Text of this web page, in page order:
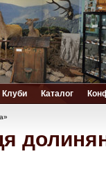
Клуби Каталог